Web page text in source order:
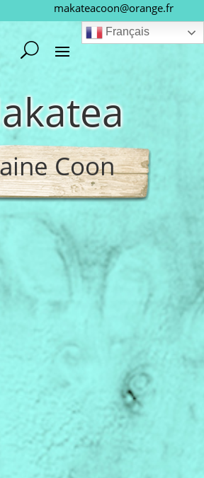
Coon
Français
makateacoon@orange.fr